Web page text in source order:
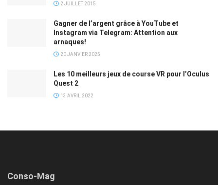
2 JUILLET 2015
Gagner de l’argent grâce à YouTube et
Instagram via Telegram: Attention aux
arnaques!
20 JANVIER 2025
Les 10 meilleurs jeux de course VR pour l’Oculus
Quest 2
13 AVRIL 2022
Conso-Mag